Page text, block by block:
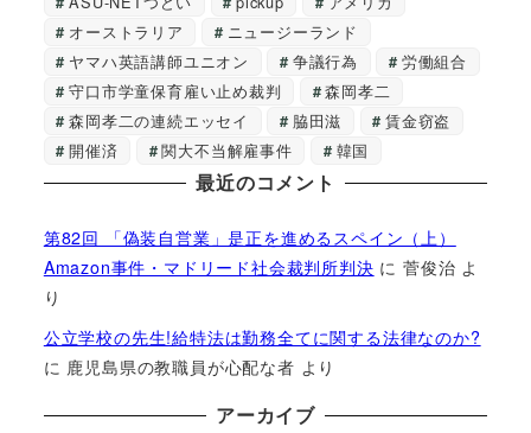
オーストラリア
ニュージーランド
ヤマハ英語講師ユニオン
争議行為
労働組合
守口市学童保育雇い止め裁判
森岡孝二
森岡孝二の連続エッセイ
脇田滋
賃金窃盗
開催済
関大不当解雇事件 韓国
最近のコメント
第82回 「偽装自営業」是正を進めるスペイン（上）
Amazon事件・マドリード社会裁判所判決 に菅俊治 よ
り
公立学校の先生!給特法は勤務全てに関する法律なのか?
に 鹿児島県の教職員が心配な者 より
アーカイブ